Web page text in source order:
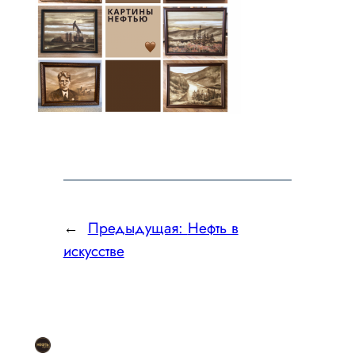
← Предыдущая: Нефть в
искусстве